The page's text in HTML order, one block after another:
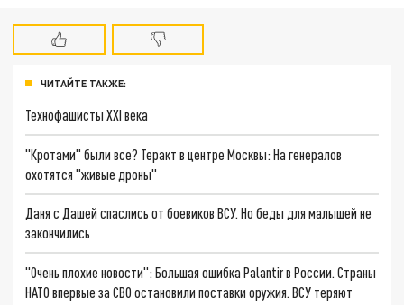
ЧИТАЙТЕ ТАКЖЕ:
Технофашисты XXI века
"Кротами" были все? Теракт в центре Москвы: На генералов
охотятся "живые дроны"
Даня с Дашей спаслись от боевиков ВСУ. Но беды для малышей не
закончились
"Очень плохие новости": Большая ошибка Palantir в России. Страны
НАТО впервые за СВО остановили поставки оружия. ВСУ теряют